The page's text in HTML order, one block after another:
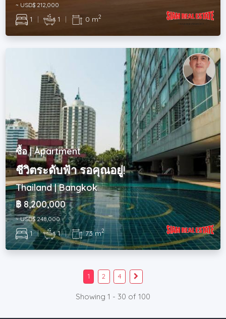
~ USD$ 212,000
1 | 1 | 0 m2
ซื้อ | Apartment
ชีวิตระดับฟ้า รอคุณอยู่!
Thailand | Bangkok
฿ 8,200,000
~ USD$ 248,000
1 | 1 | 73 m2
1 2 4
Showing 1 - 30 of 100